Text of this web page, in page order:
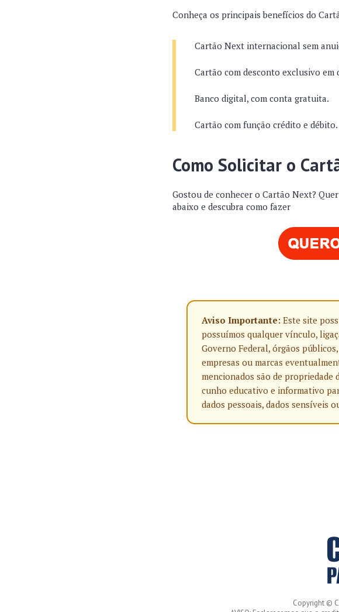
Conheça os principais benefícios do
Cartão Next internacional sem
Cartão com desconto exclusivo em
Banco digital, com conta gratuita.
Cartão com função crédito e débito.
Como Solicitar o
Gostou de conhecer o Cartão Next?
abaixo e descubra como fazer
Aviso Importante: Este site
possuímos qualquer vínculo,
Governo Federal, órgãos
empresas ou marcas
mencionados são de
cunho educativo e informativo
dados pessoais, dados sensíveis
Copyright ©